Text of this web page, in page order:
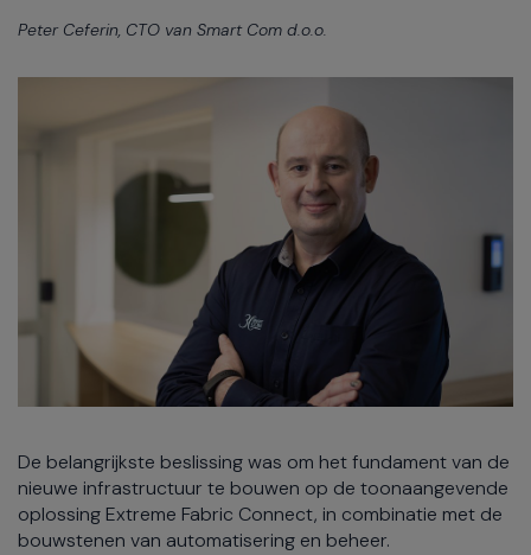
Peter Ceferin, CTO van Smart Com d.o.o.
De belangrijkste beslissing was om het fundament van de
nieuwe infrastructuur te bouwen op de toonaangevende
oplossing Extreme Fabric Connect, in combinatie met de
bouwstenen van automatisering en beheer.